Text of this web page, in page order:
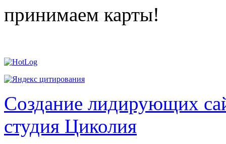
принимаем карты!
Создание лидирующих
студия Циколия